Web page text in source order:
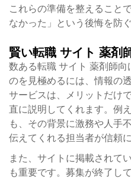
これらの準備を整えること
なかった」という後悔を防
賢い転職 サイト 薬剤
数ある転職 サイト 薬剤師
のを見極めるには、情報の
サービスは、メリットだけ
直に説明してくれます。例
も、その背景に激務や人手
伝えてくれる担当者が信頼
また、サイトに掲載されて
も重要です。募集が終了し